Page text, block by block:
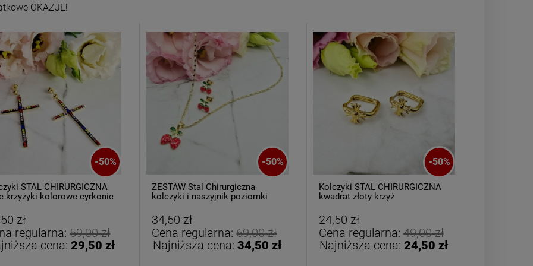
Kolczyki STAL
motylek
Kolczyki STAL
CHIRURGICZNA kwiatek
44,00 zł
OKAZJE!
-50%
STAL CHIRURGICZNA
krzyżyki kolorowe cyrkonie
zł
regularna:59,00 zł
cena: 29,50 zł
-50%
ZESTAW Stal Chirurgiczna
kolczyki i naszyjnik poziomki
34,50 zł
Cena regularna:69,00 zł
Najniższa cena: 34,50 zł
-50%
Kolczyki STAL CHIRURGICZNA
kwadrat złoty krzyż
24,50 zł
Cena regularna:49,00 zł
Najniższa cena:24,50 zł